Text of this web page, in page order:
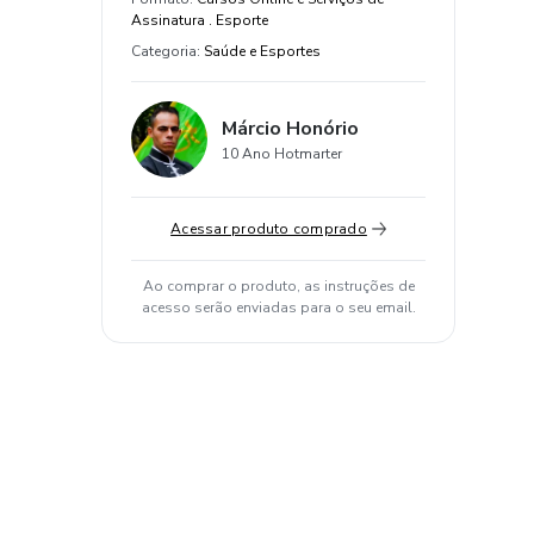
Assinatura . Esporte
Categoria: Saúde e Esportes
Márcio Honório
10 Ano Hotmarter
Acessar produto comprado
Ao comprar o produto, as instruções de
acesso serão enviadas para o seu email.